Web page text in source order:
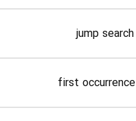
jump search
first occurrence